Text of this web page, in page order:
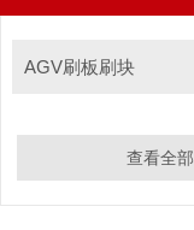
AGV刷板刷块
查看全部